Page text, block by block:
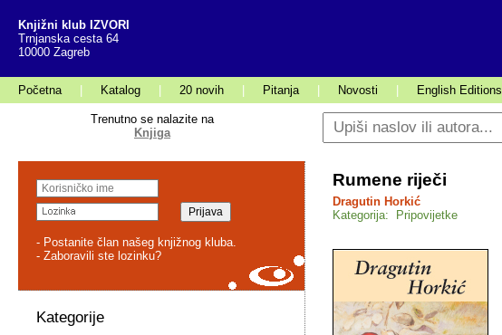
Knjižni klub IZVORI
Trnjanska cesta 64
10000 Zagreb
Početna Katalog 20 novih Pitanja Novosti English Editions
Trenutno se nalazite na
Knjiga
- Postanite član našeg knjižnog kluba.
- Zaboravili ste lozinku?
Kategorije
Rumene riječi
Dragutin Horkić
Kategorija: Pripovijetke